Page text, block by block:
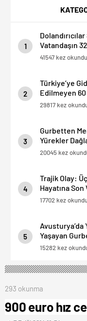
1
Vatandaşın
41547 kez okundu
2
Türkiye’ye
Edilmeyen 60
29817 kez
3
Gurbetten
Yürekler
20045 kez
4
Trajik Olay:
Hayatına Son
17702 kez okundu
5
Avusturya’da
Yaşayan
15282 kez
“Hesabınızı Mutlaka
293 okunma
900 euro hız